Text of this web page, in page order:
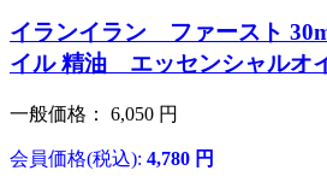
イランイラン ファースト
イル 精油 エッセンシャルオ
一般価格： 6,050 円
会員価格(税込): 4,780 円